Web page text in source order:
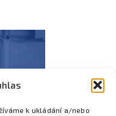
k ukládání a/nebo